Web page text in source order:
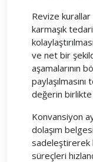
Revize kurallar
karmaşık
ve net bir
aşamalarının
değerin birlikte
Konvansiyon
dolaşım
sadeleştirerek
süreçleri